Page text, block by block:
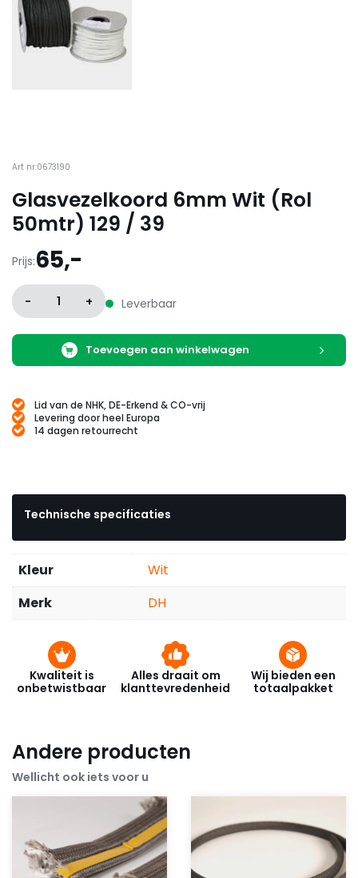
Art nr:0673190
Glasvezelkoord 6mm Wit (Rol
50mtr) 129 / 39
Prijs:65,-
- 1 + Leverbaar
Toevoegen aan winkelwagen
Lid van de NHK, DE-Erkend & CO-vrij
Levering door heel Europa
14 dagen retourrecht
Technische specificaties
Kleur
Wit
Merk
DH
Kwaliteit is
onbetwistbaar
Alles draait om
klanttevredenheid
Wij bieden een
totaalpakket
Andere producten
Wellicht ook iets voor u